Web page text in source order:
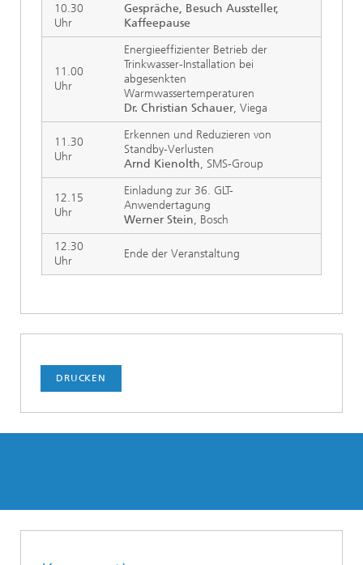
10.30
Uhr
Gespräche, Besuch Aussteller,
Kaffeepause
11.00
Uhr
Energieeffizienter Betrieb der
Trinkwasser-Installation bei
abgesenkten
Warmwassertemperaturen
Dr. Christian Schauer, Viega
11.30
Uhr
Erkennen und Reduzieren von
Standby-Verlusten
Arnd Kienolth, SMS-Group
12.15
Uhr
Einladung zur 36. GLT-
Anwendertagung
Werner Stein, Bosch
12.30
Uhr
Ende der Veranstaltung
DRUCKEN